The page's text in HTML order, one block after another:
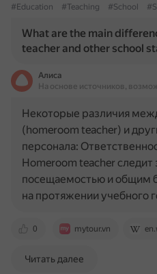
#Education
#Teaching #School
What are the main
teacher and other school
Алиса
На основе источников,
0 mytour.vn
Некоторые различия
(homeroom teacher) и
персонала:
Homeroom teacher следит
посещаемостью и общим
на протяжении учебного
Читать далее